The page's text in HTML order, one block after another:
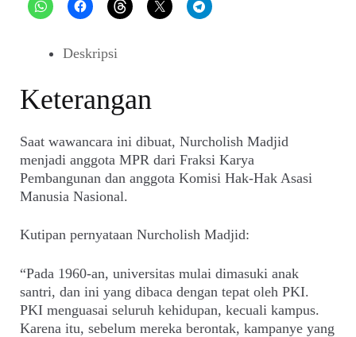
(Sinar,
1994)
Deskripsi
Keterangan
Saat wawancara ini dibuat, Nurcholish Madjid
menjadi anggota MPR dari Fraksi Karya
Pembangunan dan anggota Komisi Hak-Hak Asasi
Manusia Nasional.
Kutipan pernyataan Nurcholish Madjid:
“Pada 1960-an, universitas mulai dimasuki anak
santri, dan ini yang dibaca dengan tepat oleh PKI.
PKI menguasai seluruh kehidupan, kecuali kampus.
Karena itu, sebelum mereka berontak, kampanye yang